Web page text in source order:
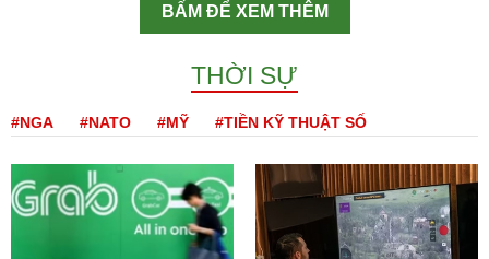
BẤM ĐỂ XEM THÊM
THỜI SỰ
#NGA #NATO #MỸ #TIỀN KỸ THUẬT SỐ